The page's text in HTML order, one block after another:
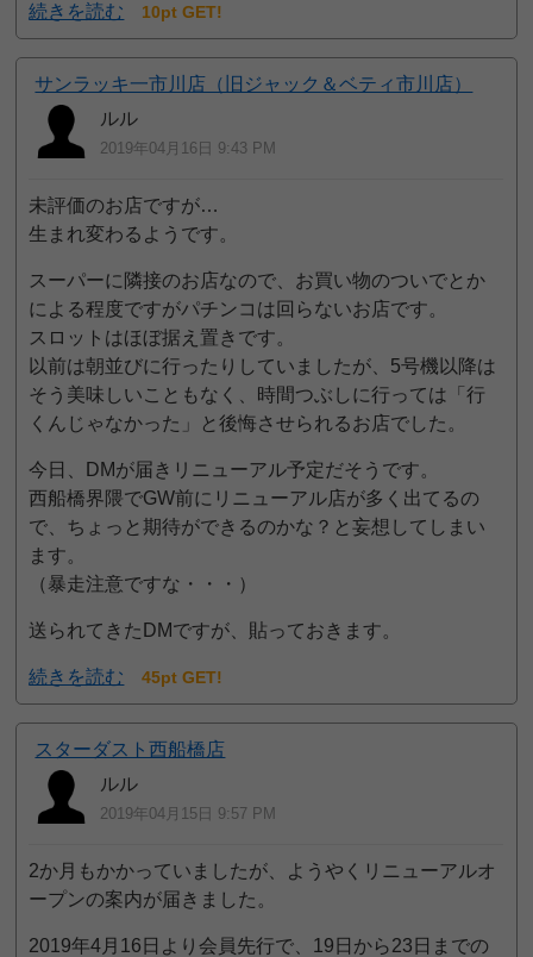
続きを読む 10pt GET!
サンラッキ一市川店（旧ジャック＆ベティ市川店）
ルル
2019年04月16日 9:43 PM
未評価のお店ですが…
生まれ変わるようです。
スーパーに隣接のお店なので、お買い物のついでとか
による程度ですがパチンコは回らないお店です。
スロットはほぼ据え置きです。
以前は朝並びに行ったりしていましたが、5号機以降は
そう美味しいこともなく、時間つぶしに行っては「行
くんじゃなかった」と後悔させられるお店でした。
今日、DMが届きリニューアル予定だそうです。
西船橋界隈でGW前にリニューアル店が多く出てるの
で、ちょっと期待ができるのかな？と妄想してしまい
ます。
（暴走注意ですな・・・）
送られてきたDMですが、貼っておきます。
続きを読む 45pt GET!
スターダスト西船橋店
ルル
2019年04月15日 9:57 PM
2か月もかかっていましたが、ようやくリニューアルオ
ープンの案内が届きました。
2019年4月16日より会員先行で、19日から23日までの